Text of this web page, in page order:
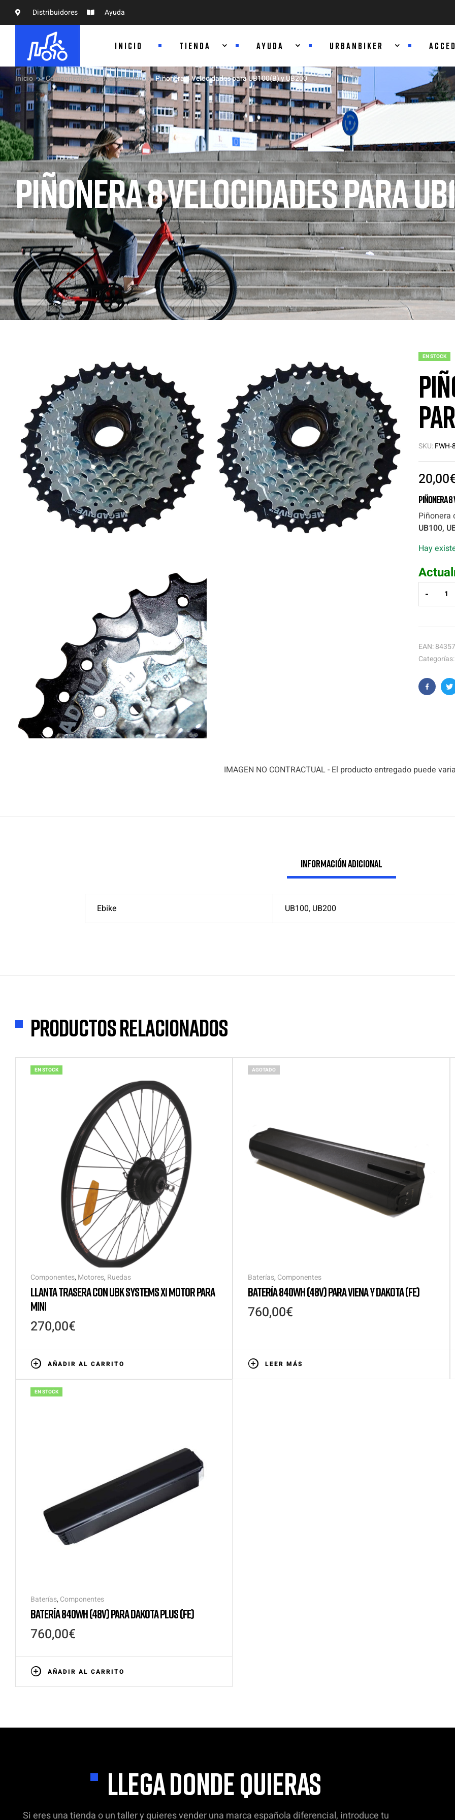
Distribuidores Ayuda
INICIO TIENDA AYUDA URBANBIKER
PIÑONERA 8 VELOCIDADES PARA
Inicio Componentes Transmisión Piñonera 8 Velocidades para UB100(B) y UB200
EN STOCK
SKU:FWH-
20,00
Piñonera
Piñonera
UB100,
Hay
-
EAN:
Categorías:
IMAGEN NO CONTRACTUAL - El producto entregado puede
Información adicional
Ebike UB100, UB200
Productos relacionados
EN STOCK
Componentes, Motores, Ruedas
LLANTA TRASERA CON UBK SYSTEMS X1 MOTOR PARA
MINI
270,00€
AÑADIR AL CARRITO
AGOTADO
Baterías, Componentes
BATERÍA 840WH (48V) PARA VIENA Y DAKOTA (FE)
760,00€
LEER MÁS
EN STOCK
Baterías, Componentes
BATERÍA 840WH (48V) PARA DAKOTA PLUS (FE)
760,00€
AÑADIR AL CARRITO
LLEGA DONDE QUIERAS
Si eres una tienda o un taller y quieres vender una marca española diferencial, introduce tu